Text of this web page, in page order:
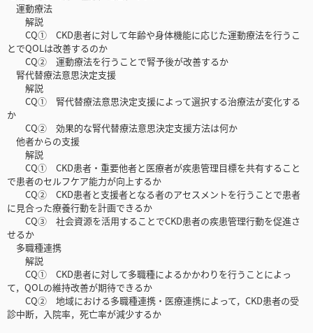
運動療法
解説
CQ① CKD患者に対して年齢や身体機能に応じた運動療法を行うこ
とでQOLは改善するのか
CQ② 運動療法を行うことで腎予後が改善するか
腎代替療法意思決定支援
解説
CQ① 腎代替療法意思決定支援によって選択する治療法が変化する
か
CQ② 効果的な腎代替療法意思決定支援方法は何か
他者からの支援
解説
CQ① CKD患者・重要他者と医療者が疾患管理目標を共有すること
で患者のセルフケア能力が向上するか
CQ② CKD患者と支援者となる者のアセスメントを行うことで患者
に見合った療養行動を計画できるか
CQ③ 社会資源を活用することでCKD患者の疾患管理行動を促進さ
せるか
多職種連携
解説
CQ① CKD患者に対して多職種によるかかわりを行うことによっ
て，QOLの維持改善が期待できるか
CQ② 地域における多職種連携・医療連携によって，CKD患者の受
診中断，入院率，死亡率が減少するか